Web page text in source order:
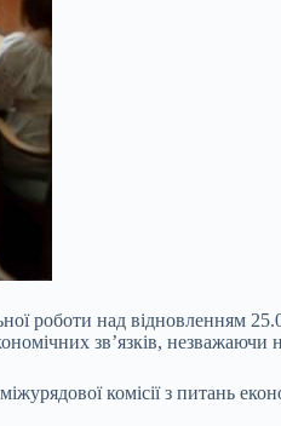
роботи над відновленням
зв’язків,
комісії з питань